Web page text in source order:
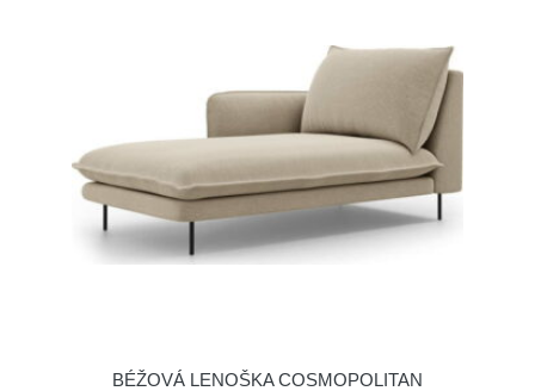
BÉŽOVÁ LENOŠKA COSMOPOLITAN